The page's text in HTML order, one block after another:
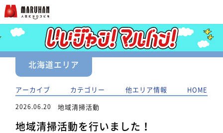
北海道エリア
アーカイブ カテゴリー 他エリア情報 HOME
2026.06.20 地域清掃活動
地域清掃活動を行いました！